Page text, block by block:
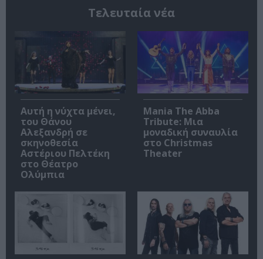
Τελευταία νέα
Αυτή η νύχτα μένει,
του Θάνου
Αλεξανδρή σε
σκηνοθεσία
Αστέριου Πελτέκη
στο Θέατρο
Ολύμπια
Mania The Abba
Tribute: Μια
μοναδική συναυλία
στο Christmas
Theater